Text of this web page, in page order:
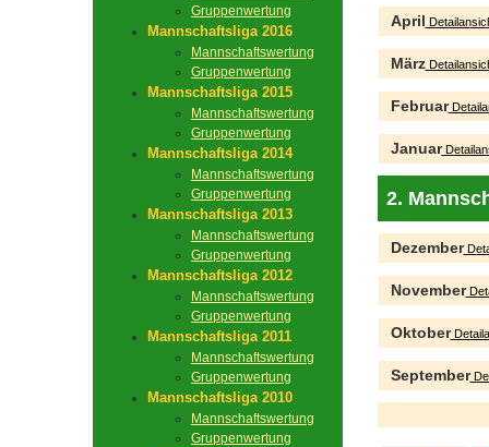
Gruppenwertung
Mannschaftsliga 2016
Mannschaftswertung
Gruppenwertung
Mannschaftsliga 2015
Mannschaftswertung
Gruppenwertung
Mannschaftsliga 2014
Mannschaftswertung
Gruppenwertung
Mannschaftsliga 2013
Mannschaftswertung
Gruppenwertung
Mannschaftsliga 2012
Mannschaftswertung
Gruppenwertung
Mannschaftsliga 2011
Mannschaftswertung
Gruppenwertung
Mannschaftsliga 2010
Mannschaftswertung
Gruppenwertung
April
März
Februar
Januar
2.
Dezember
November
Oktober
September